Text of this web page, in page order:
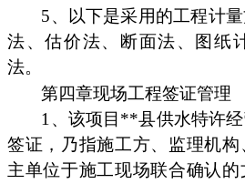
5、以下是采用的工程计
法、估价法、断面法、图纸
法。
第四章现场工程签证管理
1、该项目**县供水特许
签证，乃指施工方、监理机
主单位于施工现场联合确认